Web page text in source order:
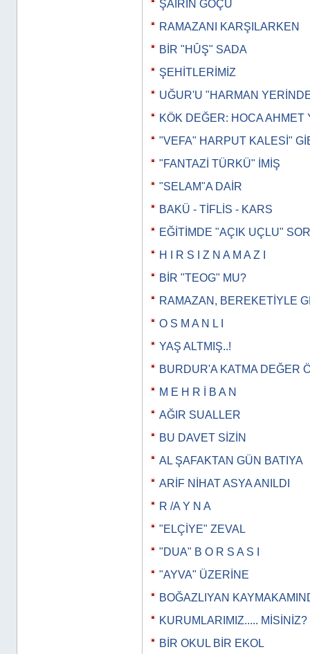
ŞAİRİN GÖÇÜ
RAMAZANI KARŞILARKEN
BİR "HÛŞ" SADA
ŞEHİTLERİMİZ
UĞUR'U "HARMAN
KÖK DEĞER: HOCA AHMET
"VEFA" HARPUT KALESİ"
"FANTAZİ TÜRKÜ" İMİŞ
"SELAM"A DAİR
BAKÜ - TİFLİS - KARS
EĞİTİMDE "AÇIK UÇLU"
H I R S I Z N A M A Z I
BİR "TEOG" MU?
RAMAZAN, BEREKETİYLE
O S M A N L I
YAŞ ALTMIŞ..!
BURDUR'A KATMA DEĞER
M E H R İ B A N
AĞIR SUALLER
BU DAVET SİZİN
AL ŞAFAKTAN GÜN BATIYA
ARİF NİHAT ASYA ANILDI
R /A Y N A
"ELÇİYE" ZEVAL
"DUA" B O R S A S I
"AYVA" ÜZERİNE
BOĞAZLIYAN
KURUMLARIMIZ..... MİSİNİZ?
BİR OKUL BİR EKOL